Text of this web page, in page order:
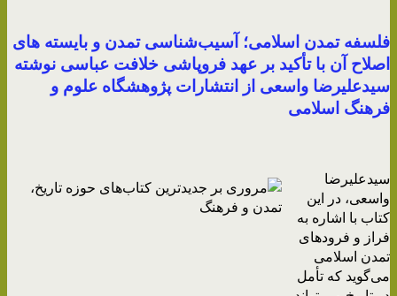
فلسفه تمدن اسلامی؛ آسیب‌شناسی تمدن و بایسته های
اصلاح آن با تأکید بر عهد فروپاشی خلافت عباسی نوشته
سیدعلیرضا واسعی از انتشارات پژوهشگاه علوم و
فرهنگ اسلامی
سیدعلیرضا
واسعی، در این
کتاب با اشاره به
فراز و فرودهای
تمدن اسلامی
می‌گوید که تأمل